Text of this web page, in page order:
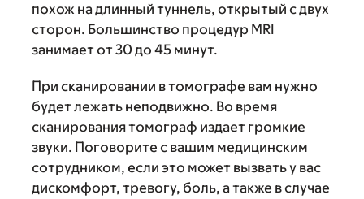
похож на длинный туннель, открытый с двух
сторон. Большинство процедур MRI
занимает от 30 до 45 минут.
При сканировании в томографе вам нужно
будет лежать неподвижно. Во время
сканирования томограф издает громкие
звуки. Поговорите с вашим медицинским
сотрудником, если это может вызвать у вас
дискомфорт, тревогу, боль, а также в случае